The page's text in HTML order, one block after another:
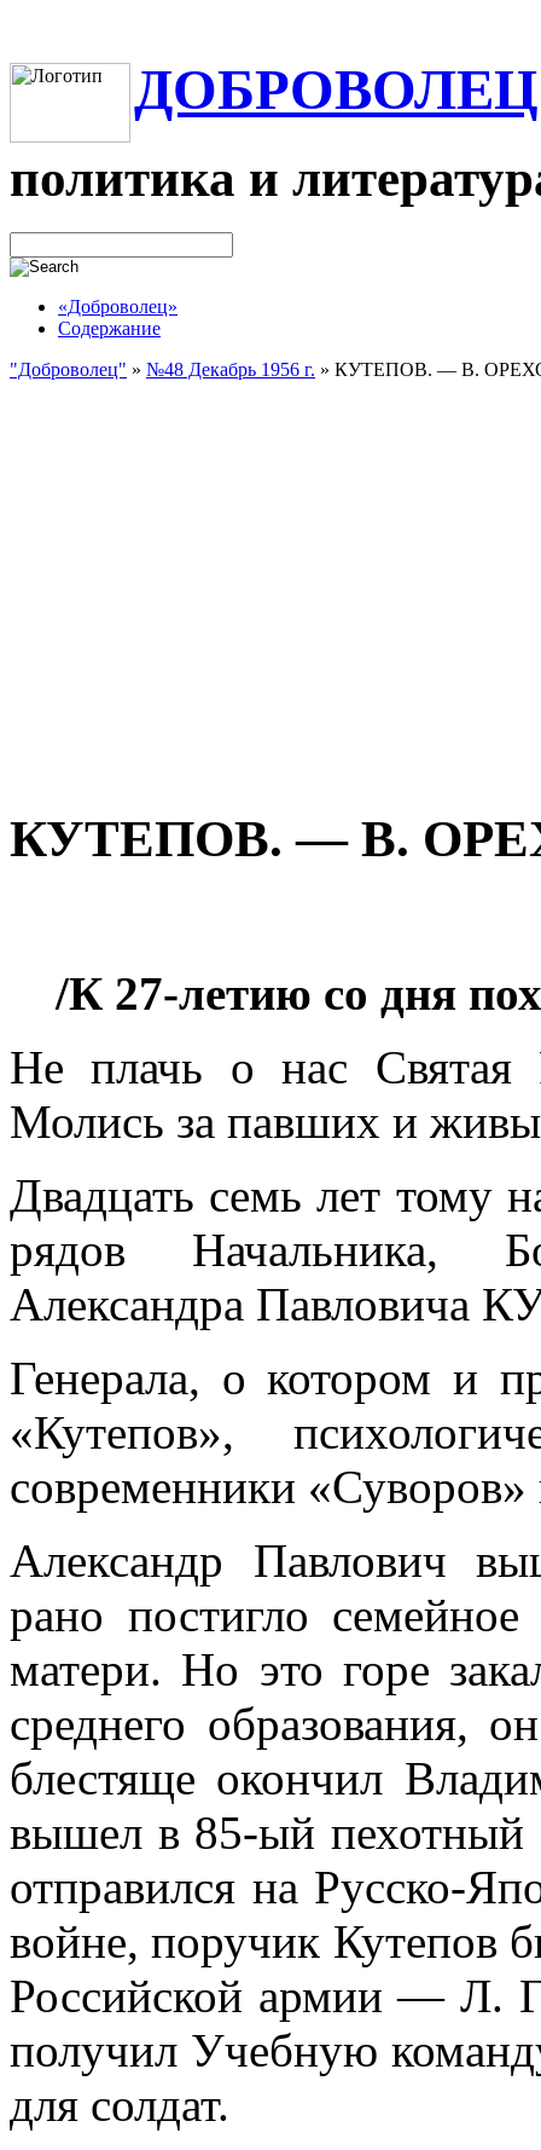
ДОБРОВОЛЕЦ
политика и
«Доброволец»
Содержание
"Доброволец" » №48 Декабрь 1956 г. » КУТЕПОВ. — В.
КУТЕПОВ. — В.
/К 27-летию со дня
Не плачь о нас Святая
Молись за павших и
Двадцать семь лет тому
рядов Начальника,
Александра Павловича
Генерала, о котором и
«Кутепов»,
современники «Суворов»
Александр Павлович
рано постигло
матери. Но это горе
среднего образования,
блестяще окончил
вышел в 85-ый пехотный
отправился на Русско-
войне, поручик Кутепов
Российской армии — Л.
получил Учебную
для солдат.